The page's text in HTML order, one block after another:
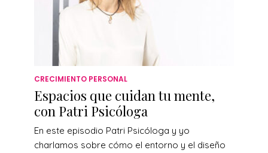
CRECIMIENTO PERSONAL
Espacios que cuidan tu mente,
con Patri Psicóloga
En este episodio Patri Psicóloga y yo
charlamos sobre cómo el entorno y el diseño